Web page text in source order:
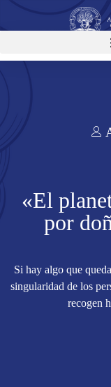
«El
por
Si hay algo que
singularidad de los
recogen